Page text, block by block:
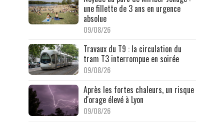
une fillette de 3 ans en urgence
absolue
09/08/26
Travaux du T9 : la circulation du
tram T3 interrompue en soirée
09/08/26
Après les fortes chaleurs, un risque
d'orage élevé à Lyon
09/08/26